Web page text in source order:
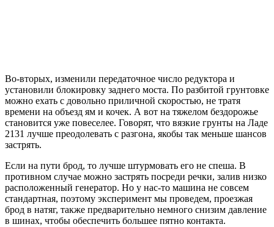
Во-вторых, изменили передаточное число редуктора и
установили блокировку заднего моста. По разбитой грунтовке
можно ехать с довольно приличной скоростью, не тратя
времени на объезд ям и кочек. А вот на тяжелом бездорожье
становится уже повеселее. Говорят, что вязкие грунты на Ладе
2131 лучше преодолевать с разгона, якобы так меньше шансов
застрять.
Если на пути брод, то лучше штурмовать его не спеша. В
противном случае можно застрять посреди речки, залив низко
расположенный генератор. Но у нас-то машина не совсем
стандартная, поэтому эксперимент мы проведем, проезжая
брод в натяг, также предварительно немного снизим давление
в шинах, чтобы обеспечить большее пятно контакта.